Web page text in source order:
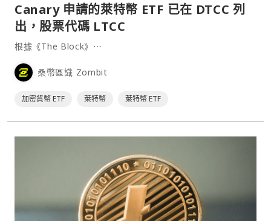
Canary 申請的萊特幣 ETF 已在 DTCC 列
出，股票代碼 LTCC
根據《The Block》⋯
桑幣區識 Zombit
加密貨幣 ETF 萊特幣 萊特幣 ETF